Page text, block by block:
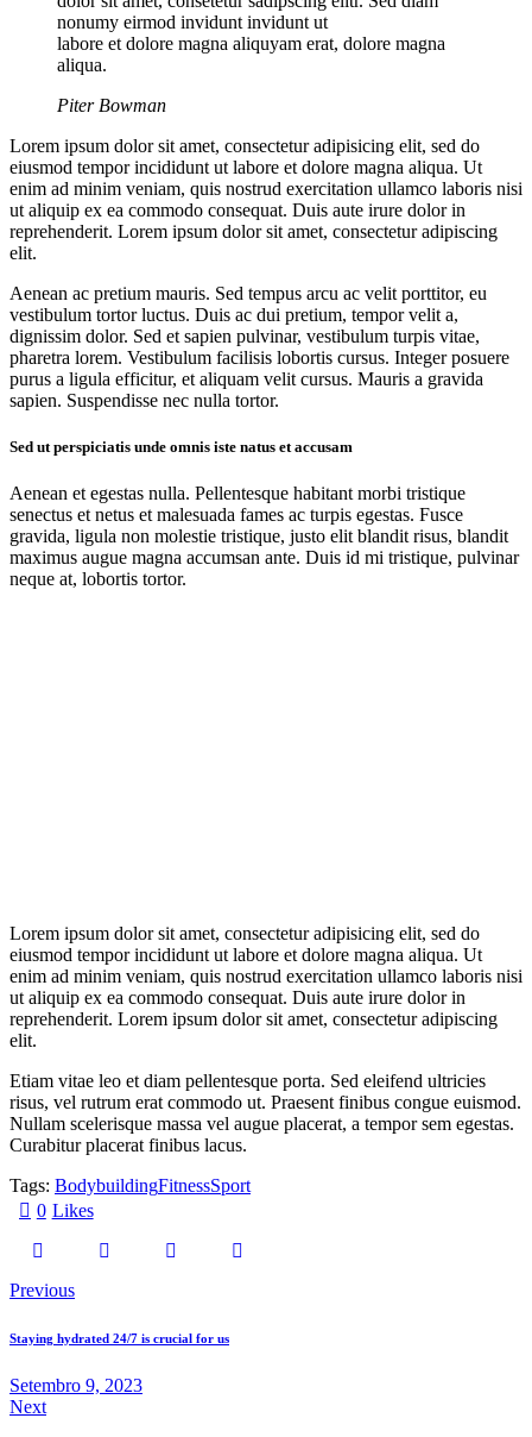
nonumy eirmod invidunt invidunt ut
labore et dolore magna aliquyam erat, dolore magna
aliqua.
Piter Bowman
Lorem ipsum dolor sit amet, consectetur adipisicing elit, sed do
eiusmod tempor incididunt ut labore et dolore magna aliqua. Ut
enim ad minim veniam, quis nostrud exercitation ullamco laboris nisi
ut aliquip ex ea commodo consequat. Duis aute irure dolor in
reprehenderit. Lorem ipsum dolor sit amet, consectetur adipiscing
elit.
Aenean ac pretium mauris. Sed tempus arcu ac velit porttitor, eu
vestibulum tortor luctus. Duis ac dui pretium, tempor velit a,
dignissim dolor. Sed et sapien pulvinar, vestibulum turpis vitae,
pharetra lorem. Vestibulum facilisis lobortis cursus. Integer posuere
purus a ligula efficitur, et aliquam velit cursus. Mauris a gravida
sapien. Suspendisse nec nulla tortor.
Sed ut perspiciatis unde omnis iste natus et accusam
Aenean et egestas nulla. Pellentesque habitant morbi tristique
senectus et netus et malesuada fames ac turpis egestas. Fusce
gravida, ligula non molestie tristique, justo elit blandit risus, blandit
maximus augue magna accumsan ante. Duis id mi tristique, pulvinar
neque at, lobortis tortor.
Lorem ipsum dolor sit amet, consectetur adipisicing elit, sed do
eiusmod tempor incididunt ut labore et dolore magna aliqua. Ut
enim ad minim veniam, quis nostrud exercitation ullamco laboris nisi
ut aliquip ex ea commodo consequat. Duis aute irure dolor in
reprehenderit. Lorem ipsum dolor sit amet, consectetur adipiscing
elit.
Etiam vitae leo et diam pellentesque porta. Sed eleifend ultricies
risus, vel rutrum erat commodo ut. Praesent finibus congue euismod.
Nullam scelerisque massa vel augue placerat, a tempor sem egestas.
Curabitur placerat finibus lacus.
Tags: BodybuildingFitnessSport
0 Likes
Previous
Staying hydrated 24/7 is crucial for us
Setembro 9, 2023
Next